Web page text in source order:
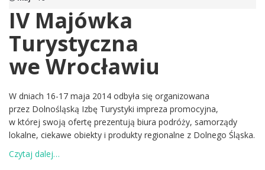
IV Majówka
Turystyczna
we Wrocławiu
W dniach 16-17 maja 2014 odbyła się organizowana
przez Dolnośląską Izbę Turystyki impreza promocyjna,
w której swoją ofertę prezentują biura podróży, samorządy
lokalne, ciekawe obiekty i produkty regionalne z Dolnego Śląska.
Czytaj dalej…